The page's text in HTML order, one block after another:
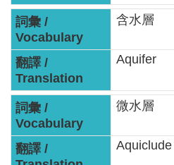
見
問
答
廉
政
平
臺
含水層
Aquifer
微水層
Aquiclude